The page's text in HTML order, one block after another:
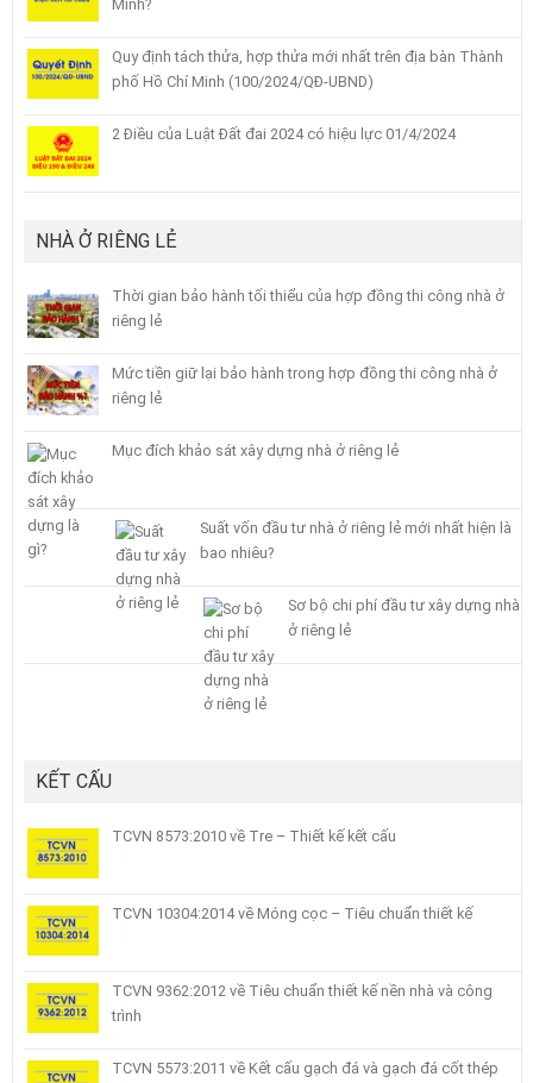
Minh?
Quy định tách thửa, hợp thửa mới nhất trên địa bàn Thành
phố Hồ Chí Minh (100/2024/QĐ-UBND)
2 Điều của Luật Đất đai 2024 có hiệu lực 01/4/2024
NHÀ Ở RIÊNG LẺ
Thời gian bảo hành tối thiểu của hợp đồng thi công nhà ở
riêng lẻ
Mức tiền giữ lại bảo hành trong hợp đồng thi công nhà ở
riêng lẻ
Mục đích khảo sát xây dựng nhà ở riêng lẻ
Suất vốn đầu tư nhà ở riêng lẻ mới nhất hiện là
bao nhiêu?
Sơ bộ chi phí đầu tư xây dựng nhà
ở riêng lẻ
KẾT CẤU
TCVN 8573:2010 về Tre – Thiết kế kết cấu
TCVN 10304:2014 về Móng cọc – Tiêu chuẩn thiết kế
TCVN 9362:2012 về Tiêu chuẩn thiết kế nền nhà và công
trình
TCVN 5573:2011 về Kết cấu gạch đá và gạch đá cốt thép